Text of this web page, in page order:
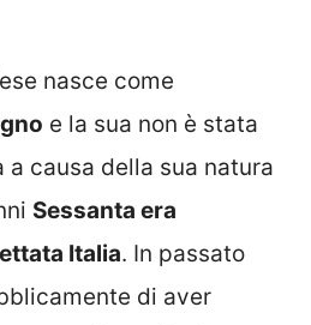
nasce come
e la sua non è stata
a causa della sua natura
Sessanta era
Italia. In passato
di aver